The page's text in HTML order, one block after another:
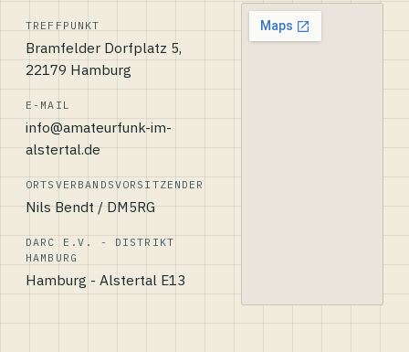
TREFFPUNKT
Bramfelder Dorfplatz 5,
22179 Hamburg
E-MAIL
info@amateurfunk-im-
alstertal.de
ORTSVERBANDSVORSITZENDER
Nils Bendt / DM5RG
DARC E.V. - DISTRIKT
HAMBURG
Hamburg - Alstertal E13